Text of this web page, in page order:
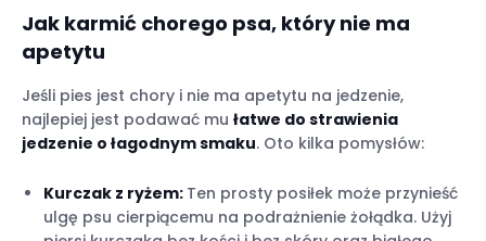
Jak karmić chorego psa, który nie ma
apetytu
Jeśli pies jest chory i nie ma apetytu na jedzenie,
najlepiej jest podawać mu łatwe do strawienia
jedzenie o łagodnym smaku. Oto kilka pomysłów:
Kurczak z ryżem: Ten prosty posiłek może przynieść
ulgę psu cierpiącemu na podrażnienie żołądka. Użyj